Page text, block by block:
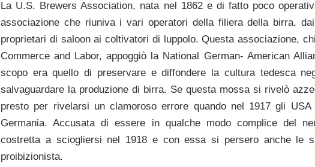
La U.S. Brewers Association, nata nel 1862 e di fatto poco
associazione che riuniva i vari operatori della filiera della birra,
proprietari di saloon ai coltivatori di luppolo. Questa associazione,
Commerce and Labor, appoggiò la National German- American
scopo era quello di preservare e diffondere la cultura tedesca
salvaguardare la produzione di birra. Se questa mossa si rivelò
presto per rivelarsi un clamoroso errore quando nel 1917 gli
Germania. Accusata di essere in qualche modo complice del
costretta a sciogliersi nel 1918 e con essa si persero anche le
proibizionista.